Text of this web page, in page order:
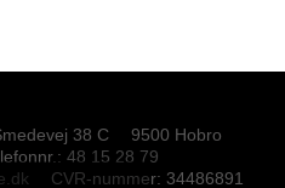
38 C
9500 Hobro
: 48 15 28 79
CVR-nummer: 34486891